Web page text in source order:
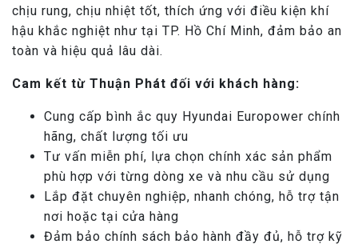
chịu rung, chịu nhiệt tốt, thích ứng với điều kiện khí
hậu khắc nghiệt như tại TP. Hồ Chí Minh, đảm bảo an
toàn và hiệu quả lâu dài.
Cam kết từ Thuận Phát đối với khách hàng:
Cung cấp bình ắc quy Hyundai Europower chính
hãng, chất lượng tối ưu
Tư vấn miễn phí, lựa chọn chính xác sản phẩm
phù hợp với từng dòng xe và nhu cầu sử dụng
Lắp đặt chuyên nghiệp, nhanh chóng, hỗ trợ tận
nơi hoặc tại cửa hàng
Đảm bảo chính sách bảo hành đầy đủ, hỗ trợ kỹ